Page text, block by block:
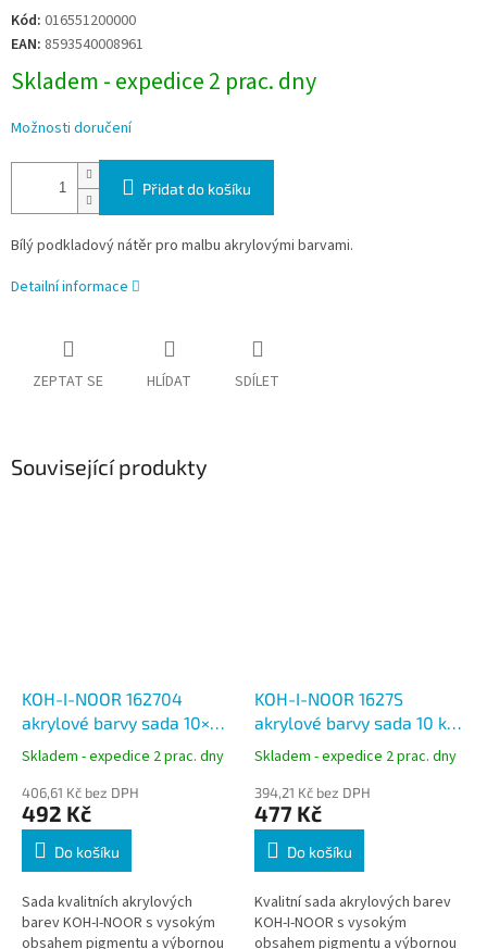
Měrná
cena:
Kód: 016551200000
EAN: 8593540008961
Skladem - expedice 2 prac. dny
Možnosti doručení
Přidat do košíku
Bílý podkladový nátěr pro malbu akrylovými barvami.
Detailní informace
ZEPTAT SE HLÍDAT SDÍLET
Související produkty
KOH-I-NOOR 162704
akrylové barvy sada 10×40
ml, vodou ředitelné
Skladem - expedice 2 prac. dny
406,61 Kč bez DPH
492 Kč
Do košíku
Sada kvalitních akrylových
barev KOH-I-NOOR s vysokým
obsahem pigmentu a výbornou
KOH-I-NOOR 1627S
akrylové barvy sada 10 ks
(8+2) 40 ml, vodou
Skladem - expedice 2 prac. dny
394,21 Kč bez DPH
477 Kč
Do košíku
Kvalitní sada akrylových barev
KOH-I-NOOR s vysokým
obsahem pigmentu a výbornou